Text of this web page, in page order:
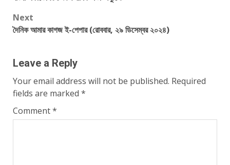
Next
দৈনিক আমার কাগজ ই-পেপার (রোববার, ২৯ ডিসেম্বর ২০২৪)
Leave a Reply
Your email address will not be published. Required
fields are marked *
Comment*